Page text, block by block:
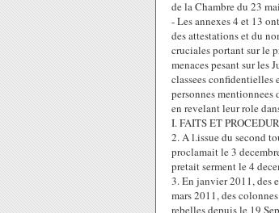
de la Chambre du 23
- Les annexes 4 et 13
des attestations et du
cruciales portant sur le
menaces pesant sur les
classees confidentielles
personnes
en revelant leur role
I. FAITS ET
2. A l.issue du second
proclamait le 3
pretait serment le 4
3. En janvier 2011, des
mars 2011, des
rebelles depuis le 19